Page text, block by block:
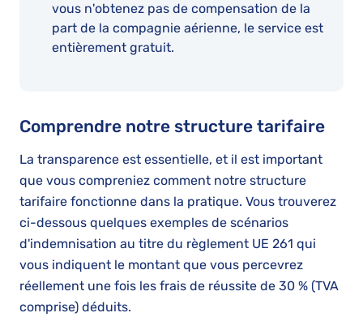
vous n'obtenez pas de compensation de la
part de la compagnie aérienne, le service est
entièrement gratuit.
Comprendre notre structure tarifaire
La transparence est essentielle, et il est important
que vous compreniez comment notre structure
tarifaire fonctionne dans la pratique. Vous trouverez
ci-dessous quelques exemples de scénarios
d'indemnisation au titre du règlement UE 261 qui
vous indiquent le montant que vous percevrez
réellement une fois les frais de réussite de 30 % (TVA
comprise) déduits.